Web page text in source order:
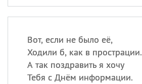
Вот, если не было её,
Ходили б, как в прострации.
А так поздравить я хочу
Тебя с Днём информации.